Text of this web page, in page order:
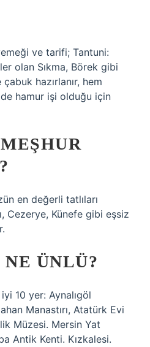
ve tarifi; Tantuni:
olan Sıkma, Börek gibi
hazırlanır, hem
de hamur işi olduğu için
en değerli tatlıları
Cezerye, Künefe gibi eşsiz
NE ÜNLÜ?
10 yer: Aynalıgöl
Manastırı, Atatürk Evi
Müzesi. Mersin Yat
Antik Kenti. Kızkalesi.